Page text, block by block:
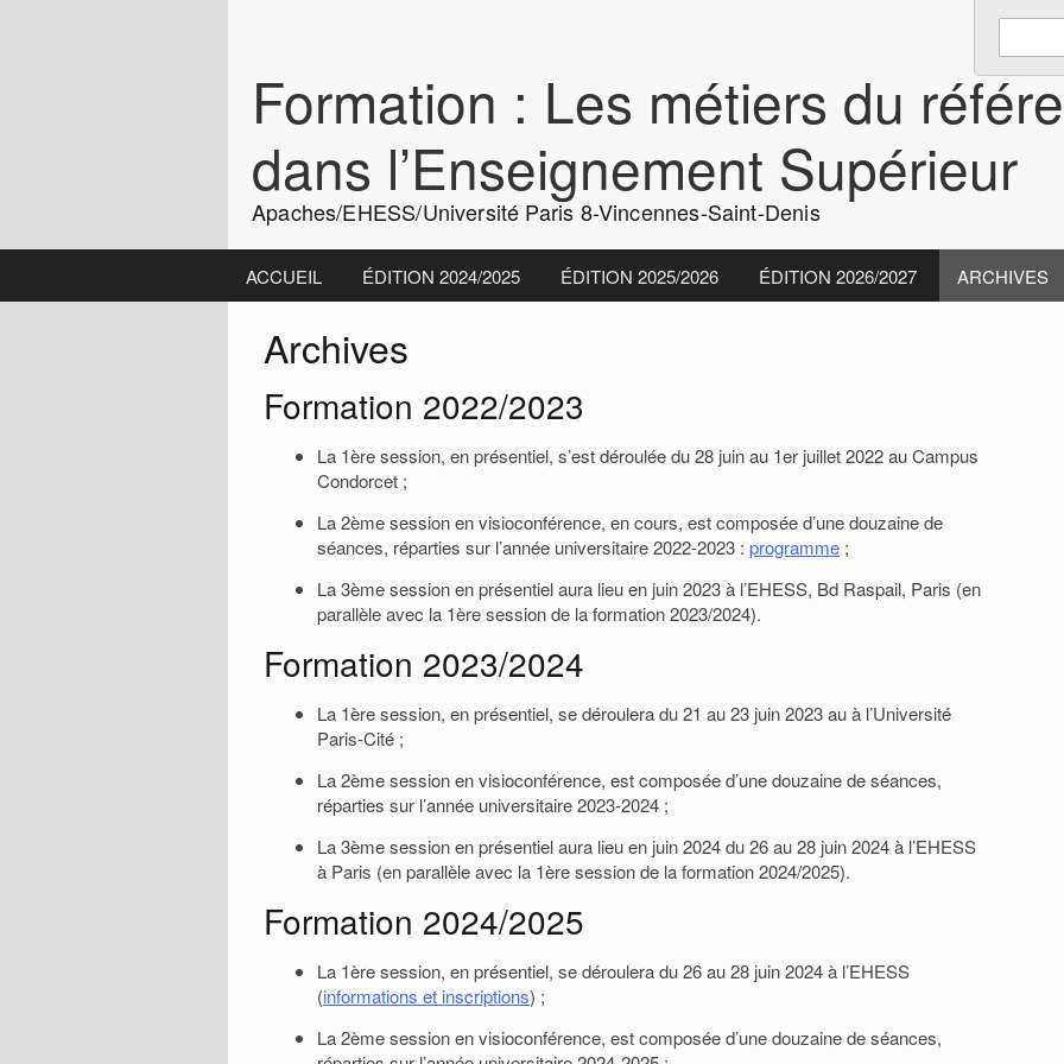
Formation : Les métiers du
dans l’Enseignement Supérieur
Apaches/EHESS/Université Paris 8-Vincennes-Saint-Denis
keywords
to
search:
ACCUEIL ÉDITION 2024/2025 ÉDITION 2025/2026 ÉDITION 2026/2027 ARCHIVES
Archives
Formation 2022/2023
La 1ère session, en présentiel, s’est déroulée du 28 juin au 1er juillet 2022 au Campus
Condorcet ;
La 2ème session en visioconférence, en cours, est composée d’une douzaine de
séances, réparties sur l’année universitaire 2022-2023 : programme ;
La 3ème session en présentiel aura lieu en juin 2023 à l’EHESS, Bd Raspail, Paris (en
parallèle avec la 1ère session de la formation 2023/2024).
Formation 2023/2024
La 1ère session, en présentiel, se déroulera du 21 au 23 juin 2023 au à l’Université
Paris-Cité ;
La 2ème session en visioconférence, est composée d’une douzaine de séances,
réparties sur l’année universitaire 2023-2024 ;
La 3ème session en présentiel aura lieu en juin 2024 du 26 au 28 juin 2024 à l’EHESS
à Paris (en parallèle avec la 1ère session de la formation 2024/2025).
Formation 2024/2025
La 1ère session, en présentiel, se déroulera du 26 au 28 juin 2024 à l’EHESS
(informations et inscriptions) ;
La 2ème session en visioconférence, est composée d’une douzaine de séances,